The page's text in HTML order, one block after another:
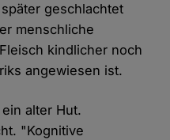
geschlachtet
menschliche
kindlicher noch
angewiesen ist.
alter Hut.
"Kognitive